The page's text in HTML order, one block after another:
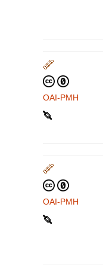
OAI-PMH
OAI-PMH